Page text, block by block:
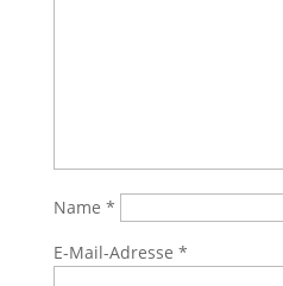
Name *
E-Mail-Adresse *